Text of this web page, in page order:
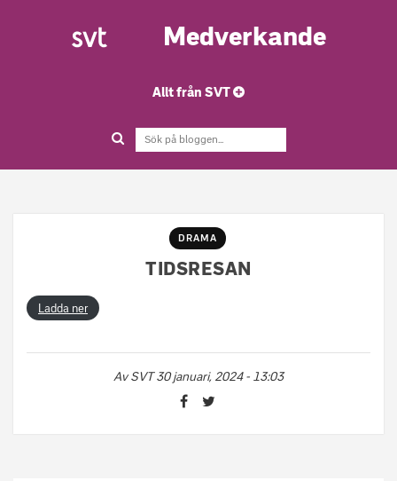
Medverkande
Allt från SVT
DRAMA
TIDSRESAN
Ladda ner
AvSVT 30 januari, 2024 - 13:03